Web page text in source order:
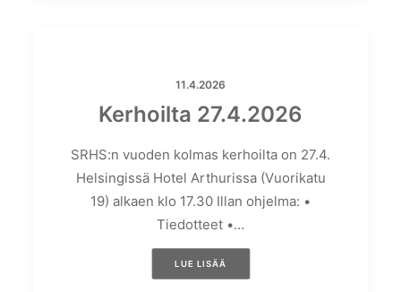
11.4.2026
Kerhoilta 27.4.2026
SRHS:n vuoden kolmas kerhoilta on 27.4.
Helsingissä Hotel Arthurissa (Vuorikatu
19) alkaen klo 17.30 Illan ohjelma: •
Tiedotteet •…
LUE LISÄÄ